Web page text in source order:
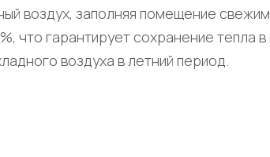
воздух, заполняя помещение
что гарантирует сохранение тепла
воздуха в летний период.